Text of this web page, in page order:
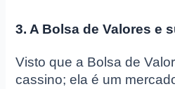
3. A Bolsa de Valores e
Visto que a Bolsa de
cassino; ela é um